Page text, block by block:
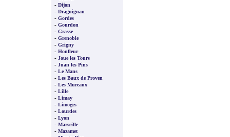
- Dijon
- Draguignan
- Gordes
- Gourdon
- Grasse
- Grenoble
- Grigny
- Honfleur
- Joue les Tours
- Juan les Pins
- Le Mans
- Les Baux de Proven
- Les Mureaux
- Lille
- Limay
- Limoges
- Lourdes
- Lyon
- Marseille
- Mazamet